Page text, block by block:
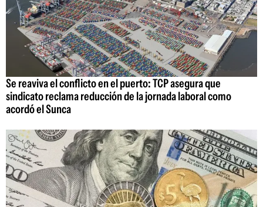
Se reaviva el conflicto en el puerto: TCP asegura que
sindicato reclama reducción de la jornada laboral como
acordó el Sunca